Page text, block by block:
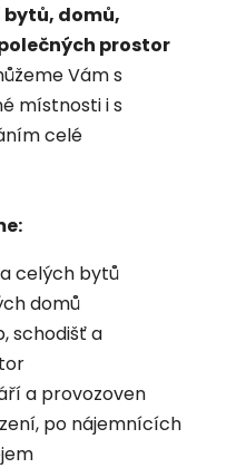
domů,
prostor
Vám s
místnosti i s
celé
celých bytů
domů
schodišť a
a provozoven
po nájemnících